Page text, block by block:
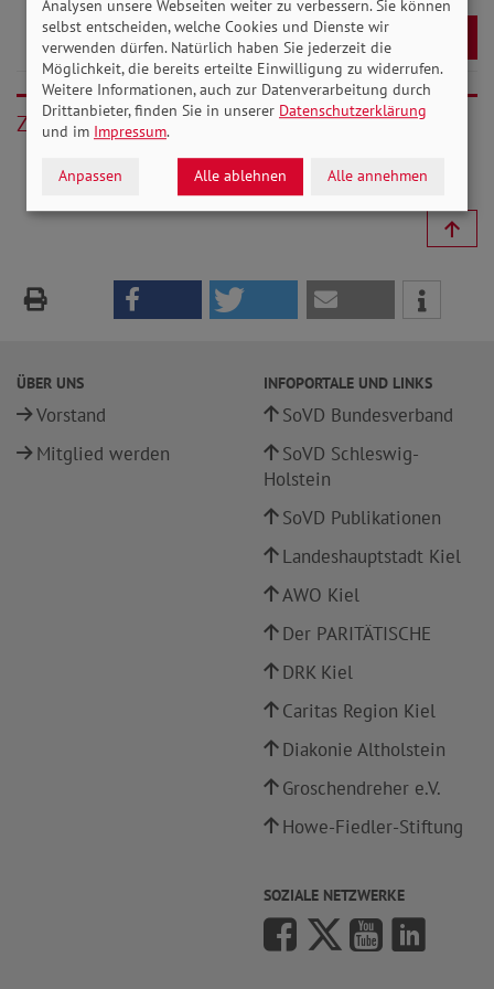
Download
Zurück
ÜBER UNS
Vorstand
Mitglied werden
INFOPORTALE UND LINKS
SoVD Bundesverband
SoVD Schleswig-
Holstein
SoVD Publikationen
Landeshauptstadt Kiel
AWO Kiel
Der PARITÄTISCHE
DRK Kiel
Caritas Region Kiel
Diakonie Altholstein
Groschendreher e.V.
Howe-Fiedler-Stiftung
SOZIALE NETZWERKE
Analysen unsere Webseiten weiter zu verbessern. Sie können
selbst entscheiden, welche Cookies und Dienste wir
verwenden dürfen. Natürlich haben Sie jederzeit die
Möglichkeit, die bereits erteilte Einwilligung zu widerrufen.
Weitere Informationen, auch zur Datenverarbeitung durch
Drittanbieter, finden Sie in unserer Datenschutzerklärung
und im Impressum.
Anpassen Alle ablehnen Alle annehmen